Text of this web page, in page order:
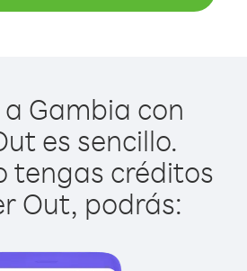
Gambia con
es sencillo.
tengas créditos
Out, podrás: